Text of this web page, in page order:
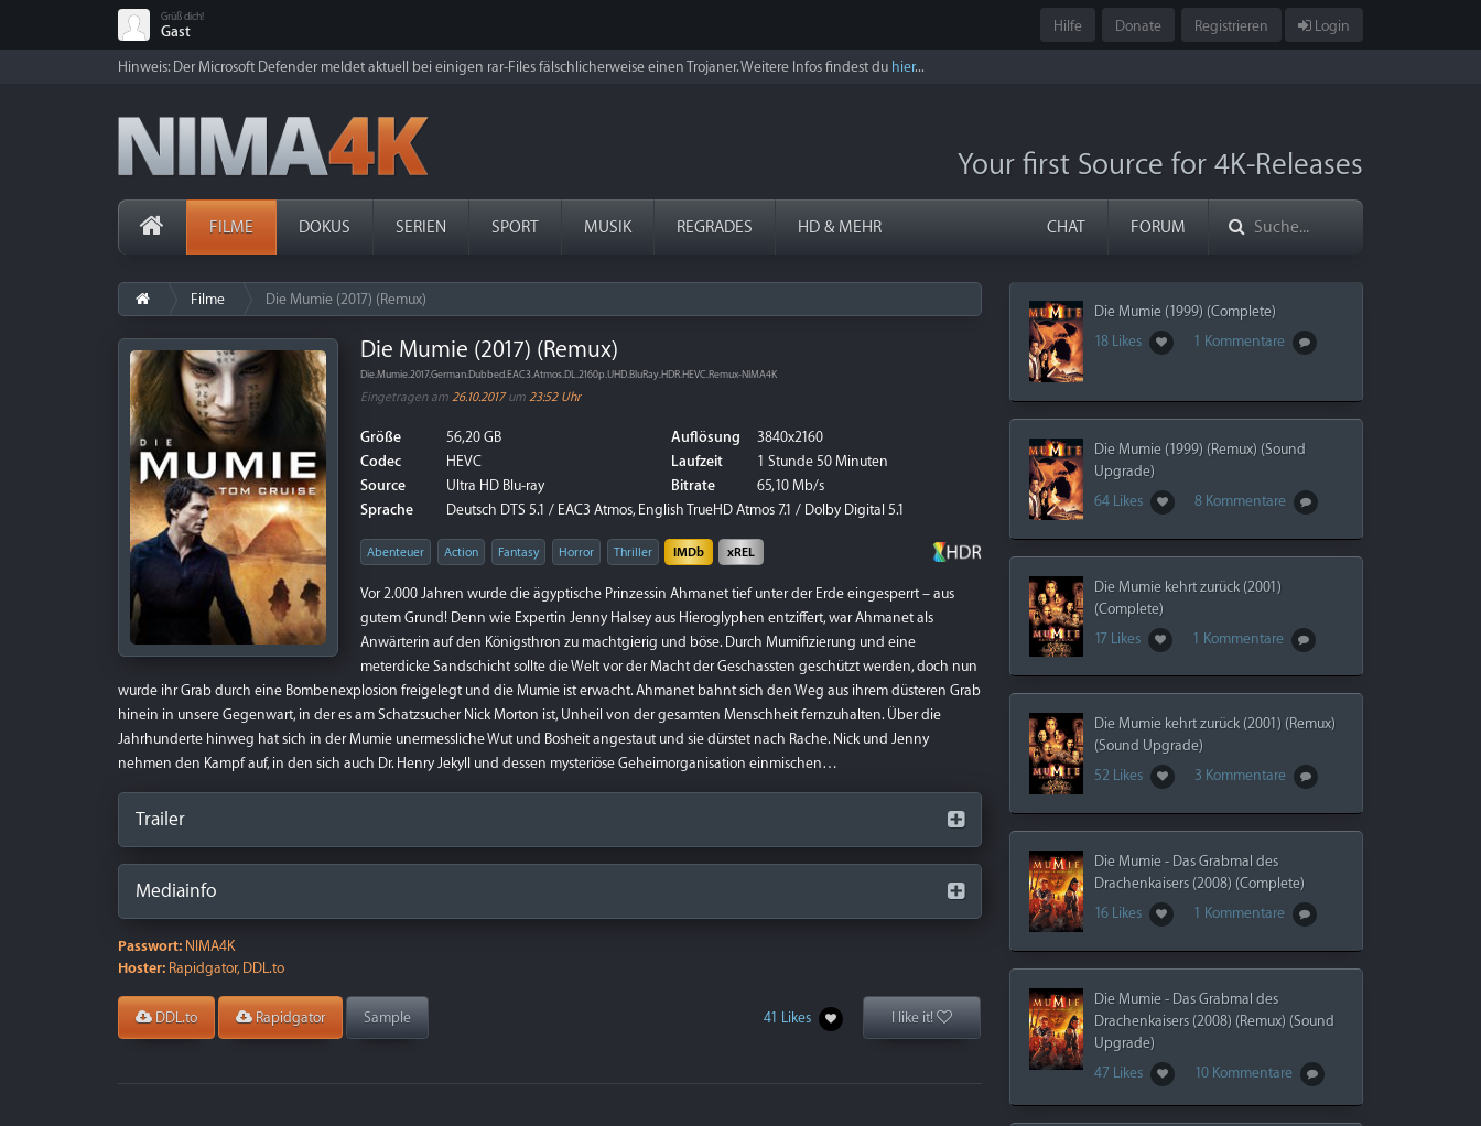
Grüß dich!
Gast Hilfe Donate Registrieren Login
Hinweis: Der Microsoft Defender meldet aktuell bei einigen rar-Files fälschlicherweise einen Trojaner. Weitere Infos findest du hier...
Your first Source for 4K-Releases
FILME DOKUS SERIEN SPORT MUSIK REGRADES HD & MEHR CHAT FORUM
Filme Die Mumie (2017) (Remux)
Die Mumie (2017) (Remux)
Die.Mumie.2017.German.Dubbed.EAC3.Atmos.DL.2160p.UHD.BluRay.HDR.HEVC.Remux-NIMA4K
Eingetragen am 26.10.2017um 23:52 Uhr
Größe
56,20 GB
Codec
HEVC
Source
Ultra HD Blu-ray
Sprache
Deutsch DTS 5.1 / EAC3 Atmos, English TrueHD Atmos 7.1 / Dolby Digital 5.1
Auflösung
3840x2160
Laufzeit
1 Stunde 50 Minuten
Bitrate
65,10 Mb/s
Abenteuer Action Fantasy Horror Thriller IMDb xREL
Vor 2.000 Jahren wurde die ägyptische Prinzessin Ahmanet tief unter der Erde eingesperrt – aus
gutem Grund! Denn wie Expertin Jenny Halsey aus Hieroglyphen entziffert, war Ahmanet als
Anwärterin auf den Königsthron zu machtgierig und böse. Durch Mumifizierung und eine
meterdicke Sandschicht sollte die Welt vor der Macht der Geschassten geschützt werden, doch nun
wurde ihr Grab durch eine Bombenexplosion freigelegt und die Mumie ist erwacht. Ahmanet bahnt sich den Weg aus ihrem düsteren Grab
hinein in unsere Gegenwart, in der es am Schatzsucher Nick Morton ist, Unheil von der gesamten Menschheit fernzuhalten. Über die
Jahrhunderte hinweg hat sich in der Mumie unermessliche Wut und Bosheit angestaut und sie dürstet nach Rache. Nick und Jenny
nehmen den Kampf auf, in den sich auch Dr. Henry Jekyll und dessen mysteriöse Geheimorganisation einmischen…
Trailer
Mediainfo
Passwort: NIMA4K
Hoster: Rapidgator, DDL.to
DDL.to Rapidgator Sample 41 Likes I like it!
Die Mumie (1999) (Complete)
18 Likes
1 Kommentare
Die Mumie (1999) (Remux) (Sound
Upgrade)
64 Likes
8 Kommentare
Die Mumie kehrt zurück (2001)
(Complete)
17 Likes
1 Kommentare
Die Mumie kehrt zurück (2001) (Remux)
(Sound Upgrade)
52 Likes
3 Kommentare
Die Mumie - Das Grabmal des
Drachenkaisers (2008) (Complete)
16 Likes
1 Kommentare
Die Mumie - Das Grabmal des
Drachenkaisers (2008) (Remux) (Sound
Upgrade)
47 Likes
10 Kommentare